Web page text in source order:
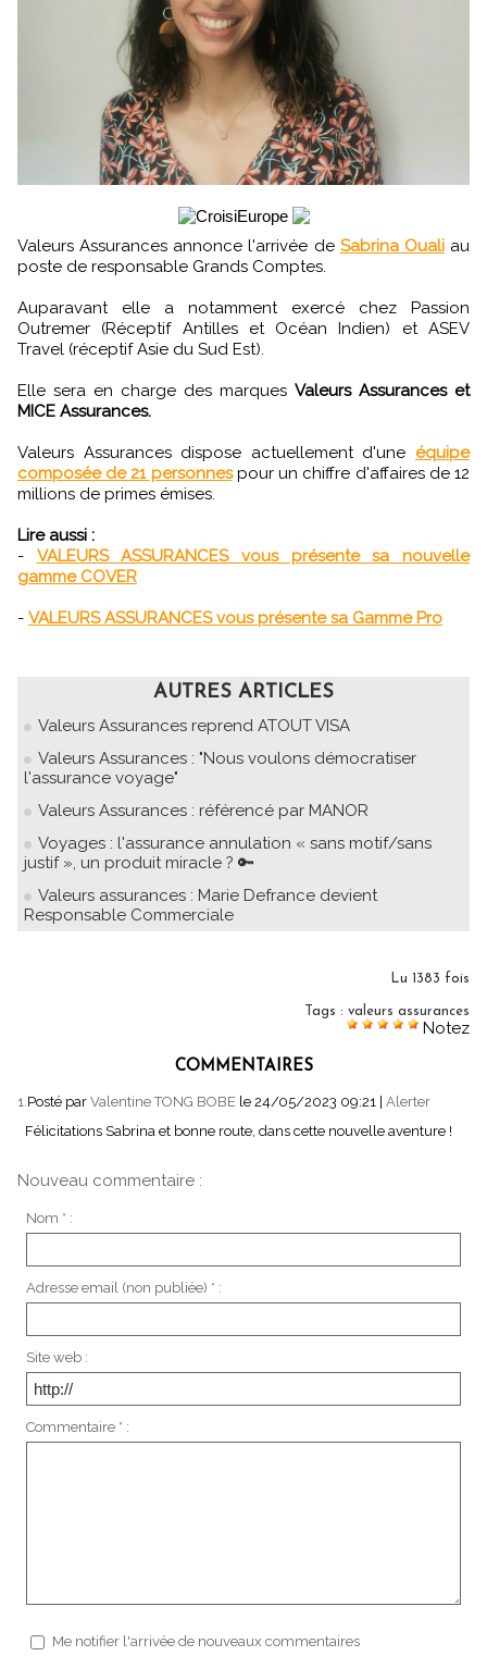
Valeurs Assurances annonce l'arrivée de Sabrina Oualiau
poste de responsable Grands Comptes.
Auparavant elle a notamment exercé chez Passion
Outremer (Réceptif Antilles et Océan Indien) et ASEV
Travel (réceptif Asie du Sud Est).
Elle sera en charge des marques Valeurs Assurances et
MICE Assurances.
Valeurs Assurances dispose actuellement d'une équipe
composée de 21 personnespour un chiffre d'affaires de 12
millions de primes émises.
Lire aussi :
- VALEURS ASSURANCES vous présente sa nouvelle
gamme COVER
- VALEURS ASSURANCES vous présente sa Gamme Pro
AUTRES ARTICLES
Valeurs Assurances reprend ATOUT VISA
Valeurs Assurances : "Nous voulons démocratiser
l'assurance voyage"
Valeurs Assurances : référencé par MANOR
Voyages : l'assurance annulation « sans motif/sans
justif », un produit miracle ? 🔑
Valeurs assurances : Marie Defrance devient
Responsable Commerciale
Lu 1383 fois
Tags : valeurs assurances
Notez
COMMENTAIRES
1.Posté par Valentine TONG BOBE le 24/05/2023 09:21 Alerter
Félicitations Sabrina et bonne route, dans cette nouvelle aventure !
Nouveau commentaire :
Nom * :
Adresse email (non publiée) * :
Site web :
Commentaire * :
Me notifier l'arrivée de nouveaux commentaires